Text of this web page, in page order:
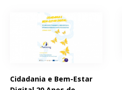
Cidadania e Bem-Estar